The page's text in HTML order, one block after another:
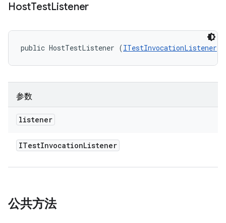
HostTestListener
public HostTestListener (ITestInvocationListener
参数
listener
ITestInvocationListener
公共方法